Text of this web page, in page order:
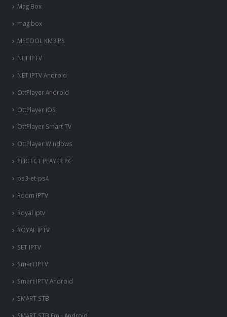
Mag Box
mag box
MECOOL KM3 PS
NET IPTV
NET IPTV Android
OttPlayer Android
OttPlayer iOS
OttPlayer Smart TV
OttPlayer Windows
PERFECT PLAYER PC
ps3-et-ps4
Room IPTV
Royal iptv
ROYAL IPTV
SET IPTV
Smart IPTV
Smart IPTV Android
SMART STB